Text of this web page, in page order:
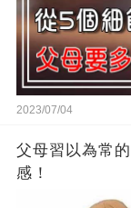
2023/07/04
父母習以為常
感！